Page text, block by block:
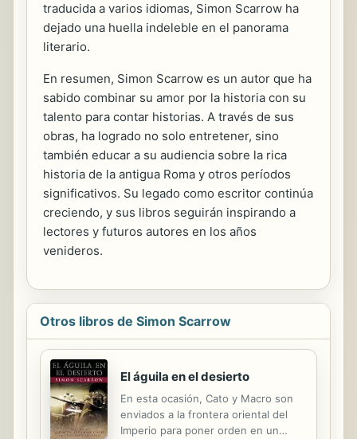
traducida a varios idiomas, Simon Scarrow ha
dejado una huella indeleble en el panorama
literario.
En resumen, Simon Scarrow es un autor que ha
sabido combinar su amor por la historia con su
talento para contar historias. A través de sus
obras, ha logrado no solo entretener, sino
también educar a su audiencia sobre la rica
historia de la antigua Roma y otros períodos
significativos. Su legado como escritor continúa
creciendo, y sus libros seguirán inspirando a
lectores y futuros autores en los años
venideros.
Otros libros de Simon Scarrow
El águila en el desierto
En esta ocasión, Cato y Macro son
enviados a la frontera oriental del
Imperio para poner orden en un